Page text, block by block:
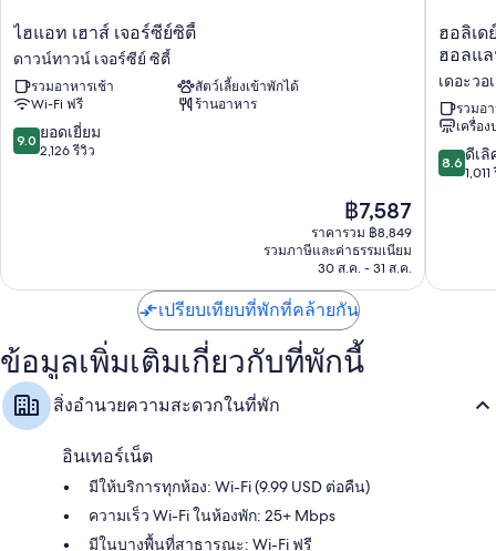
สะดวกสบาย เช่น ตู้นิรภัยที่เก็บแล็ปท็อปได้ และพื้นที่ทำงานแบบใช้แล็ปท็อป
พร้อมด้วยสิทธิพิเศษอย่าง เครื่องปรับอากาศ และห้องนั่งเล่นแยกเป็นสัดส่วน
ผู้เข้าพักต่างรีวิวว่าชื่นชอบห้องพักที่สะอาดของที่พักแห่งนี้
สิ่งอำนวยความสะดวกเพิ่มเติมภายในห้องพักได้แก่
ห้องน้ำพร้อมฝักบัวในอ่างอาบน้ำและของใช้ในห้องน้ำฟรี
ตู้เสื้อผ้า, ห้องนั่งเล่นแยกเป็นสัดส่วน และการรีไซเคิล
ไฮ
เฮา
ส์
เจ
อร์
ซีย์
ซิตี้
ไฮแอท เฮาส์ เจอร์ซีย์ซิตี้
ดาวน์ทาวน์ เจอร์ซีย์ ซิตี้
รวมอาหารเช้า
สัตว์เลี้ยงเข้าพักได้
Wi-Fi ฟรี
ร้านอาหาร
9.0
จาก
9.0 ยอดเยี่ยม
2,126 รีวิว
ราคา
ปัจจุบัน
คือ
฿7,587
฿7,587
ราคารวม ฿8,849
รวมภาษีและค่าธรรมเนียม
30 ส.ค. - 31 ส.ค.
ฮอ
ลิ
อินน์
เอ็กซ์เพ
แอนด์
สวี
ทส์
ฮอลแล
ฮอลิเด
ฮอลแ
เดอะว
รวมอ
เครื่อ
8.6
จาก
8.6 ดีเลิ
เปรียบเทียบที่พักที่คล้ายกัน
ข้อมูลเพิ่มเติมเกี่ยวกับที่พักนี้
สิ่งอำนวยความสะดวกในที่พัก
อินเทอร์เน็ต
มีให้บริการทุกห้อง: Wi-Fi (9.99 USD ต่อคืน)
ความเร็ว Wi-Fi ในห้องพัก: 25+ Mbps
มีในบางพื้นที่สาธารณะ: Wi-Fi ฟรี